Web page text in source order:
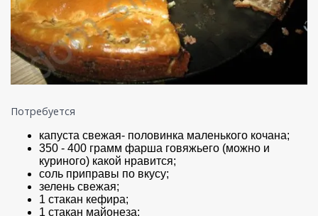
Потребуется
капуста свежая- половинка маленького кочана;
350 - 400 грамм фарша говяжьего (можно и
куриного) какой нравится;
соль приправы по вкусу;
зелень свежая;
1 стакан кефира;
1 стакан майонеза;